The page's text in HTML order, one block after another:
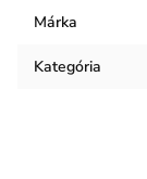
Kárpit anyaga
Márka
Kategória